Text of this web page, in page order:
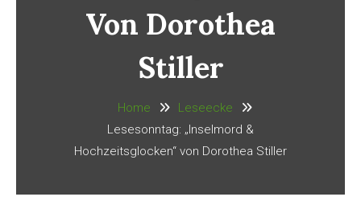
Von Dorothea
Stiller
Home
Leseecke
Lesesonntag: „Inselmord &
Hochzeitsglocken“ von Dorothea Stiller